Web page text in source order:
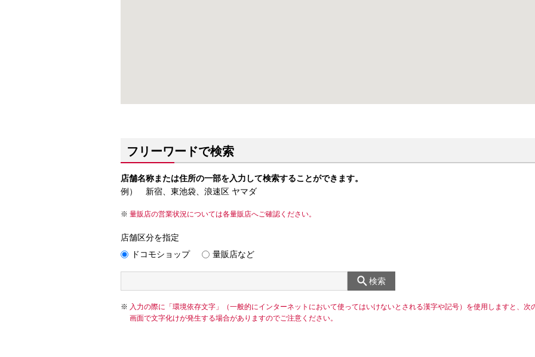
フリーワードで検索
店舗名称または住所の一部を入力して検索することができます。
例） 新宿、東池袋、浪速区 ヤマダ
量販店の営業状況については各量販店へご確認ください。
店舗区分を指定
ドコモショップ
量販店など
検索
入力の際に「環境依存文字」（一般的にインターネットにおいて使ってはいけないとされる漢字や記号）を使用しますと、次
画面で文字化けが発生する場合がありますのでご注意ください。